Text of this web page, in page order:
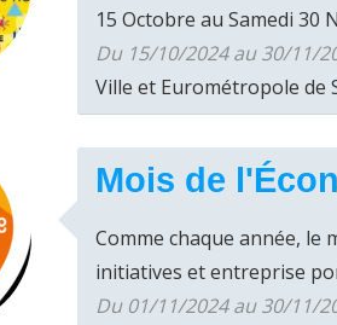
15 Octobre au Samedi 30
Du 15/10/2024 au 30/11/
Ville et Eurométropole
Mois de
Comme chaque année, le
initiatives et entreprise
Du 01/11/2024 au 30/11/